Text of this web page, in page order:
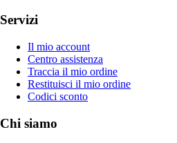
Servizi
Il mio account
Centro assistenza
Traccia il mio ordine
Restituisci il mio ordine
Codici sconto
Chi siamo